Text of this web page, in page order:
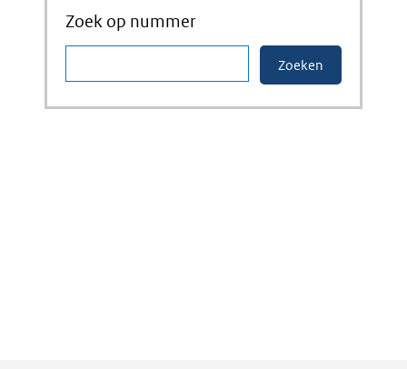
Zoek op nummer